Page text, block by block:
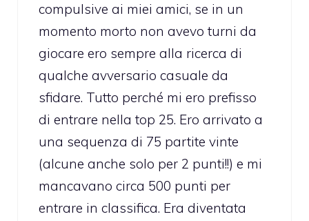
compulsive ai miei amici, se in un
momento morto non avevo turni da
giocare ero sempre alla ricerca di
qualche avversario casuale da
sfidare. Tutto perché mi ero prefisso
di entrare nella top 25. Ero arrivato a
una sequenza di 75 partite vinte
(alcune anche solo per 2 punti!!) e mi
mancavano circa 500 punti per
entrare in classifica. Era diventata